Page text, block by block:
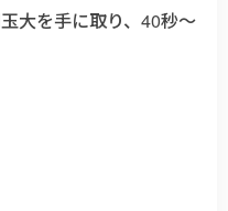
大を手に取り、40秒〜